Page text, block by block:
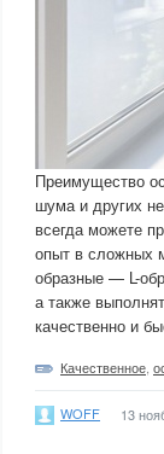
Преимущество
шума и других
всегда можете
опыт в сложных
образные — L-
а также
качественно и
Качественное
WOFF 13